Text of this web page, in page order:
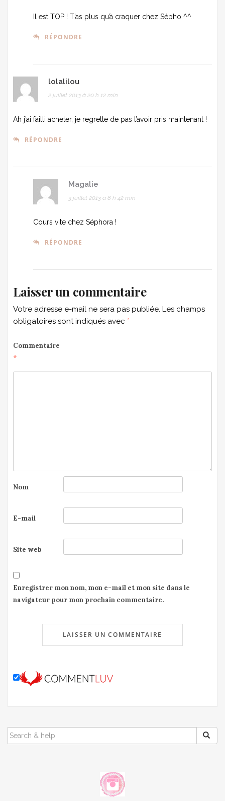
Il est TOP ! T’as plus qu’à craquer chez Sépho ^^
RÉPONDRE
lolalilou
2 juillet 2013 à 20 h 12 min
Ah j’ai failli acheter, je regrette de pas l’avoir pris maintenant !
RÉPONDRE
Magalie
3 juillet 2013 à 8 h 42 min
Cours vite chez Séphora !
RÉPONDRE
Laisser un commentaire
Votre adresse e-mail ne sera pas publiée. Les champs
obligatoires sont indiqués avec *
Commentaire
*
Nom
E-mail
Site web
Enregistrer mon nom, mon e-mail et mon site dans le
navigateur pour mon prochain commentaire.
SEARCH
FOR: